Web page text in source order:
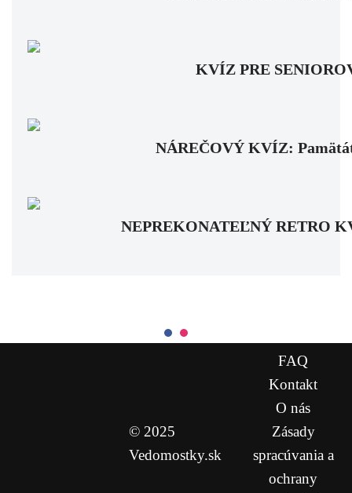
KVÍZ PRE
NÁREČOVÝ KVÍZ:
NEPREKONATEĽNÝ RETRO
© 2025
Vedomostky.sk
FAQ
Kontakt
O nás
Zásady
spracúvania a
ochrany